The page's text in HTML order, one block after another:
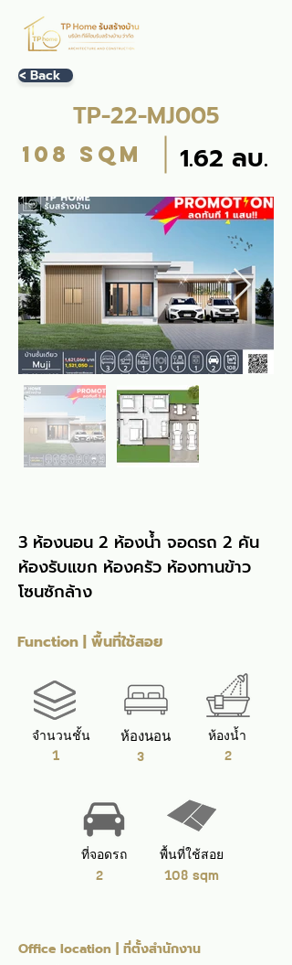
< Back
TP-22-MJ005
108 sqm 1.62 ลบ.
3 ห้องนอน 2 ห้องน้ำ จอดรถ 2 คัน
ห้องรับแขก ห้องครัว ห้องทานข้าว
โซนซักล้าง
Function | พื้นที่ใช้สอย
จำนวนชั้น
3
ห้องนอน
2
ที่จอดรถ
108 sqm
พื้นที่ใช้สอย
ห้องน้ำ
1 2
Office location | ที่ตั้งสำนักงาน